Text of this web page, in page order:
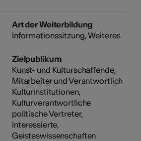
Art der Weiterbildung
Informationssitzung, Weiteres
Zielpublikum
Kunst- und Kulturschaffende,
Mitarbeiter und Verantwortlich
Kulturinstitutionen,
Kulturverantwortliche
politische Vertreter,
Interessierte,
Geisteswissenschaften